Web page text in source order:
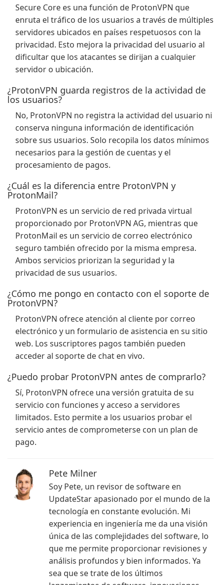
Secure Core es una función de ProtonVPN que
enruta el tráfico de los usuarios a través de múltiples
servidores ubicados en países respetuosos con la
privacidad. Esto mejora la privacidad del usuario al
dificultar que los atacantes se dirijan a cualquier
servidor o ubicación.
¿ProtonVPN guarda registros de la actividad de
los usuarios?
No, ProtonVPN no registra la actividad del usuario ni
conserva ninguna información de identificación
sobre sus usuarios. Solo recopila los datos mínimos
necesarios para la gestión de cuentas y el
procesamiento de pagos.
¿Cuál es la diferencia entre ProtonVPN y
ProtonMail?
ProtonVPN es un servicio de red privada virtual
proporcionado por ProtonVPN AG, mientras que
ProtonMail es un servicio de correo electrónico
seguro también ofrecido por la misma empresa.
Ambos servicios priorizan la seguridad y la
privacidad de sus usuarios.
¿Cómo me pongo en contacto con el soporte de
ProtonVPN?
ProtonVPN ofrece atención al cliente por correo
electrónico y un formulario de asistencia en su sitio
web. Los suscriptores pagos también pueden
acceder al soporte de chat en vivo.
¿Puedo probar ProtonVPN antes de comprarlo?
Sí, ProtonVPN ofrece una versión gratuita de su
servicio con funciones y acceso a servidores
limitados. Esto permite a los usuarios probar el
servicio antes de comprometerse con un plan de
pago.
Pete Milner
Soy Pete, un revisor de software en
UpdateStar apasionado por el mundo de la
tecnología en constante evolución. Mi
experiencia en ingeniería me da una visión
única de las complejidades del software, lo
que me permite proporcionar revisiones y
análisis profundos y bien informados. Ya
sea que se trate de los últimos